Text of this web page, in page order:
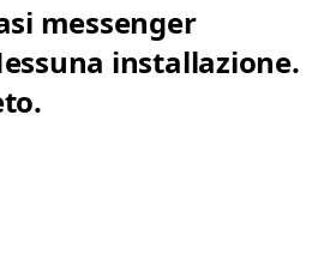
messenger
installazione.